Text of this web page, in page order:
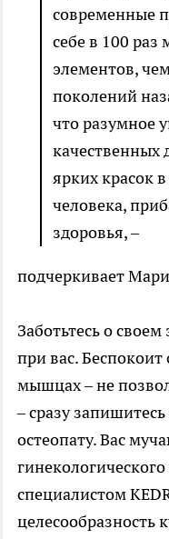
современные
себе в 100
элементов,
поколений
что разумное
качественных
ярких красок
человека,
здоровья, –
подчеркивает
Заботьтесь о своем
при вас.
мышцах – не
– сразу
остеопату. Вас
специалистом
целесообразность